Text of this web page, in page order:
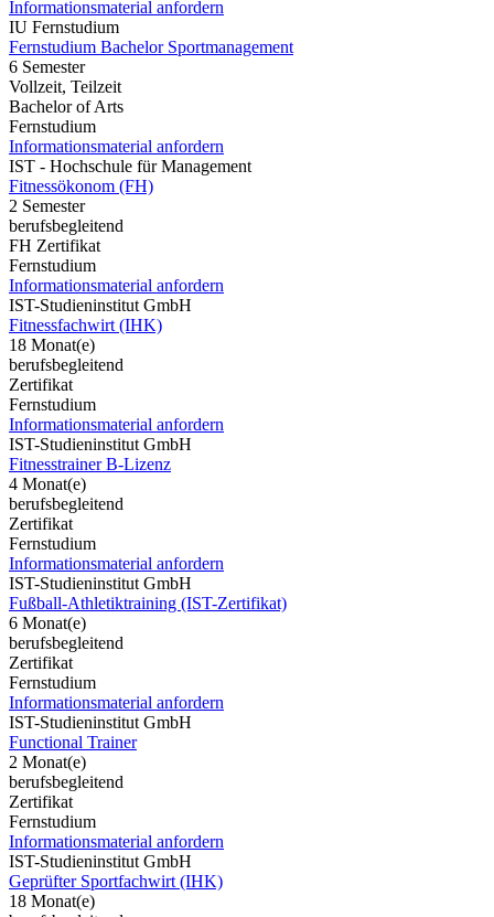
Informationsmaterial anfordern
IU Fernstudium
Fernstudium Bachelor Sportmanagement
6 Semester
Vollzeit, Teilzeit
Bachelor of Arts
Fernstudium
Informationsmaterial anfordern
IST - Hochschule für Management
Fitnessökonom (FH)
2 Semester
berufsbegleitend
FH Zertifikat
Fernstudium
Informationsmaterial anfordern
IST-Studieninstitut GmbH
Fitnessfachwirt (IHK)
18 Monat(e)
berufsbegleitend
Zertifikat
Fernstudium
Informationsmaterial anfordern
IST-Studieninstitut GmbH
Fitnesstrainer B-Lizenz
4 Monat(e)
berufsbegleitend
Zertifikat
Fernstudium
Informationsmaterial anfordern
IST-Studieninstitut GmbH
Fußball-Athletiktraining (IST-Zertifikat)
6 Monat(e)
berufsbegleitend
Zertifikat
Fernstudium
Informationsmaterial anfordern
IST-Studieninstitut GmbH
Functional Trainer
2 Monat(e)
berufsbegleitend
Zertifikat
Fernstudium
Informationsmaterial anfordern
IST-Studieninstitut GmbH
Geprüfter Sportfachwirt (IHK)
18 Monat(e)